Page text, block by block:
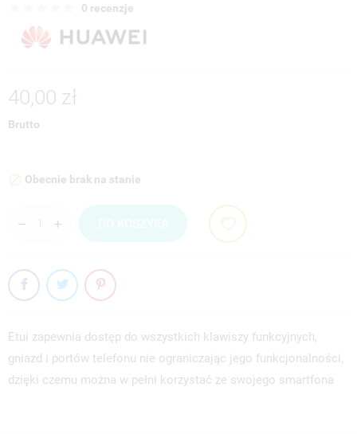
0 recenzje
40,00 zł
Brutto
 Obecnie brak na stanie
Etui zapewnia dostęp do wszystkich klawiszy funkcyjnych,
gniazd i portów telefonu nie ograniczając jego funkcjonalności,
dzięki czemu można w pełni korzystać ze swojego smartfona